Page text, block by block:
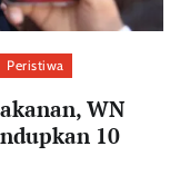
Peristiwa
WN
10